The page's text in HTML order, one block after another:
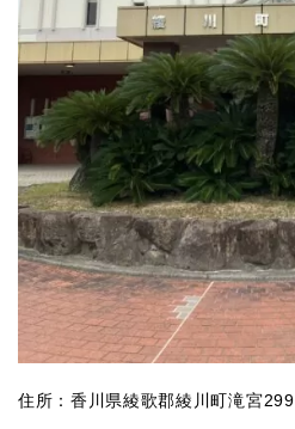
住所：香川県綾歌郡綾川町滝宮299